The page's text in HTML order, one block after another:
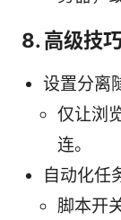
8. 高级技
设置分离
仅让浏
连。
自动化任
脚本开